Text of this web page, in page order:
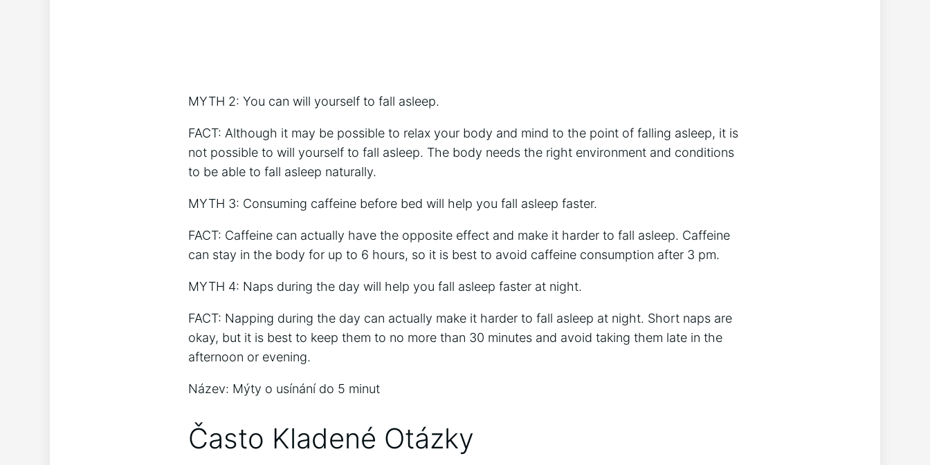
MYTH 2: You can will yourself to fall asleep.
FACT: Although it may be possible to relax your body and mind to the point of falling asleep, it is
not possible to will yourself to fall asleep. The body needs the right environment and conditions
to be able to fall asleep naturally.
MYTH 3: Consuming caffeine before bed will help you fall asleep faster.
FACT: Caffeine can actually have the opposite effect and make it harder to fall asleep. Caffeine
can stay in the body for up to 6 hours, so it is best to avoid caffeine consumption after 3 pm.
MYTH 4: Naps during the day will help you fall asleep faster at night.
FACT: Napping during the day can actually make it harder to fall asleep at night. Short naps are
okay, but it is best to keep them to no more than 30 minutes and avoid taking them late in the
afternoon or evening.
Název: Mýty o usínání do 5 minut
Často Kladené Otázky